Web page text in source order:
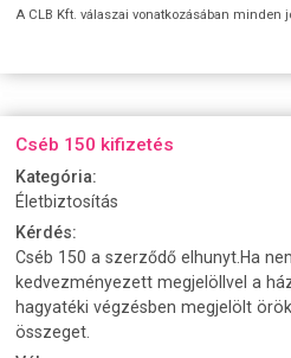
A CLB Kft. válaszai vonatkozásában minden
Cséb 150 kifizetés
Kategória:
Életbiztosítás
Kérdés:
Cséb 150 a szerződő elhunyt.Ha
kedvezményezett megjelöllvel a
hagyatéki végzésben megjelölt
összeget.